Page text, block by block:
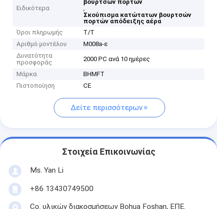
Ειδικότερα
βουρτσών πορτών
,
Σκούπισμα κατώτατων βουρτσών
πορτών απόδειξης αέρα
Όροι πληρωμής
T/T
Αριθμό μοντέλου
M008a-ε
Δυνατότητα
προσφοράς
2000 PC ανά 10 ημέρες
Μάρκα
BHMFT
Πιστοποίηση
CE
Δείτε περισσότερων
Στοιχεία Επικοινωνίας
Ms. Yan Li
+86 13430749500
Co. υλικών διακοσμήσεων Bohua Foshan, ΕΠΕ.